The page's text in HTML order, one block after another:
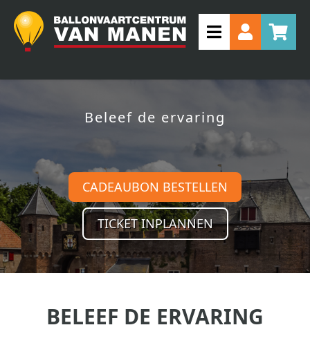
Beleef de ervaring
CADEAUBON BESTELLEN
TICKET INPLANNEN
BELEEF DE ERVARING